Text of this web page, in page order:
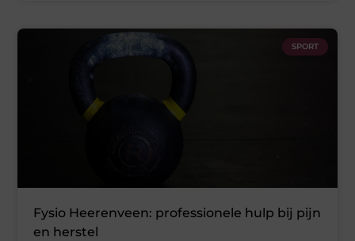
SPORT
Fysio Heerenveen: professionele hulp bij pijn
en herstel